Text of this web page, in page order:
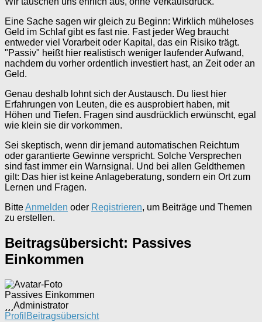
Eine Sache sagen wir gleich zu Beginn: Wirklich müheloses
Geld im Schlaf gibt es fast nie. Fast jeder Weg braucht
entweder viel Vorarbeit oder Kapital, das ein Risiko trägt.
"Passiv" heißt hier realistisch weniger laufender Aufwand,
nachdem du vorher ordentlich investiert hast, an Zeit oder an
Geld.
Genau deshalb lohnt sich der Austausch. Du liest hier
Erfahrungen von Leuten, die es ausprobiert haben, mit
Höhen und Tiefen. Fragen sind ausdrücklich erwünscht, egal
wie klein sie dir vorkommen.
Sei skeptisch, wenn dir jemand automatischen Reichtum
oder garantierte Gewinne verspricht. Solche Versprechen
sind fast immer ein Warnsignal. Und bei allen Geldthemen
gilt: Das hier ist keine Anlageberatung, sondern ein Ort zum
Lernen und Fragen.
BitteAnmelden oder Registrieren, um Beiträge und Themen
zu erstellen.
Beitragsübersicht: Passives
Einkommen
Passives Einkommen
Administrator
Profil Beitragsübersicht